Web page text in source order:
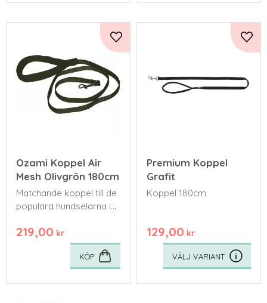
Ozami Koppel Air
Mesh Olivgrön 180cm
Matchande koppel till de
populära hundselarna i
219,00 kr
Lägg till i favoriter
KÖP
Premium Koppel
Grafit
Koppel 180cm
129,00 kr